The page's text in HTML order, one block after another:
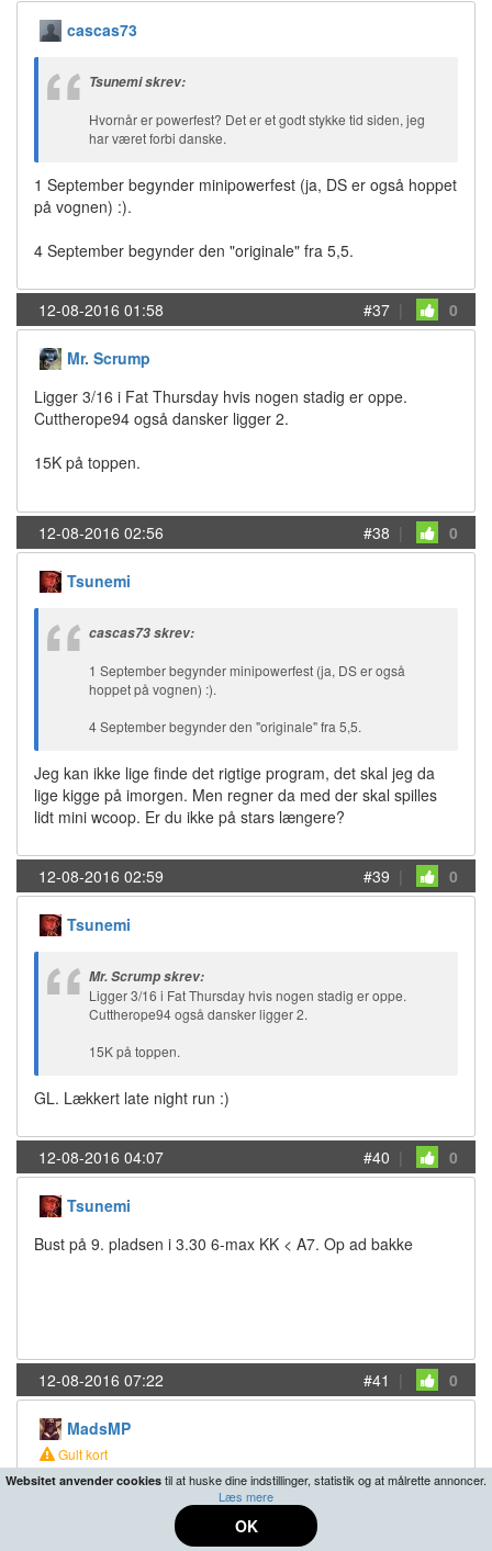
cascas73
Tsunemi skrev:
Hvornår er powerfest? Det er et godt stykke tid siden, jeg
har været forbi danske.
1 September begynder minipowerfest (ja, DS er også hoppet
på vognen) :).
4 September begynder den "originale" fra 5,5.
12-08-2016 01:58 #37 | 0
Mr. Scrump
Ligger 3/16 i Fat Thursday hvis nogen stadig er oppe.
Cuttherope94 også dansker ligger 2.
15K på toppen.
12-08-2016 02:56 #38 | 0
Tsunemi
cascas73 skrev:
1 September begynder minipowerfest (ja, DS er også
hoppet på vognen) :).
4 September begynder den "originale" fra 5,5.
Jeg kan ikke lige finde det rigtige program, det skal jeg da
lige kigge på imorgen. Men regner da med der skal spilles
lidt mini wcoop. Er du ikke på stars længere?
12-08-2016 02:59 #39 | 0
Tsunemi
Mr. Scrump skrev:
Ligger 3/16 i Fat Thursday hvis nogen stadig er oppe.
Cuttherope94 også dansker ligger 2.
15K på toppen.
GL. Lækkert late night run :)
12-08-2016 04:07 #40 | 0
Tsunemi
Bust på 9. pladsen i 3.30 6-max KK < A7. Op ad bakke
12-08-2016 07:22 #41 | 0
MadsMP
Gult kort
FT i den sene Thrill, hvis der er nogle morgenmennesker,
der er ved at vågne nu. :)
Websitet anvender cookies til at huske dine indstillinger, statistik og at målrette annoncer.
Læs mere
OK